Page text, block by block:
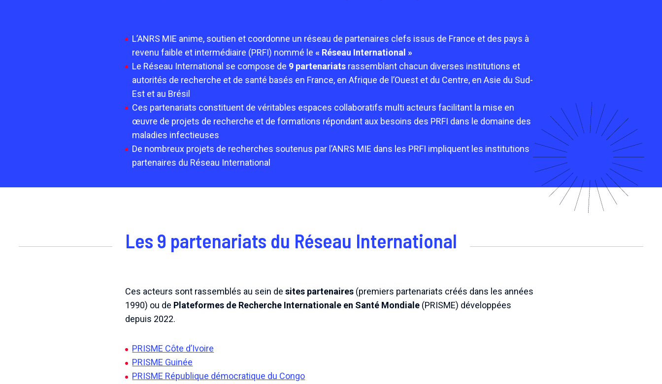
L’ANRS MIE anime, soutien et coordonne un réseau de partenaires clefs issus de France et des pays à
revenu faible et intermédiaire (PRFI) nommé le « Réseau International »
Le Réseau International se compose de 9 partenariats rassemblant chacun diverses institutions et
autorités de recherche et de santé basés en France, en Afrique de l’Ouest et du Centre, en Asie du Sud-
Est et au Brésil
Ces partenariats constituent de véritables espaces collaboratifs multi acteurs facilitant la mise en
œuvre de projets de recherche et de formations répondant aux besoins des PRFI dans le domaine des
maladies infectieuses
De nombreux projets de recherches soutenus par l’ANRS MIE dans les PRFI impliquent les institutions
partenaires du Réseau International
Les 9 partenariats du Réseau International
Ces acteurs sont rassemblés au sein de sites partenaires (premiers partenariats créés dans les années
1990) ou de Plateformes de Recherche Internationale en Santé Mondiale (PRISME) développées
depuis 2022.
PRISME Côte d’Ivoire
PRISME Guinée
PRISME République démocratique du Congo